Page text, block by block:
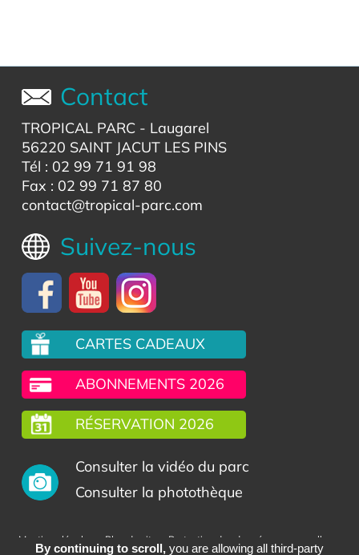
Contact
TROPICAL PARC- Laugarel
56220 SAINT JACUT LES PINS
Tél : 02 99 71 91 98
Fax : 02 99 71 87 80
contact@tropical-parc.com
Suivez-nous
CARTES CADEAUX
ABONNEMENTS 2026
RÉSERVATION 2026
Consulter la vidéo du parc
Consulter la photothèque
Mentions légales Plan du site Protection des données personnelles
By continuing to scroll,you are allowing all third-party